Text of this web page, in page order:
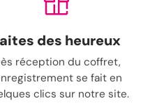
des heureux
réception du coffret,
se fait en
clics sur notre site.